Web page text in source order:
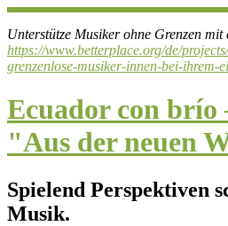
Unterstütze Musiker ohne Grenzen mit
https://www.betterplace.org/de/
grenzenlose-musiker-innen-bei-ihrem-
Ecuador con brío
"Aus der neuen
Spielend Perspektiven
Musik.